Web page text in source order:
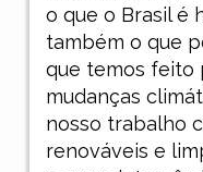
o que o Brasil é
também o que
que temos feito
mudanças
nosso trabalho
renováveis e